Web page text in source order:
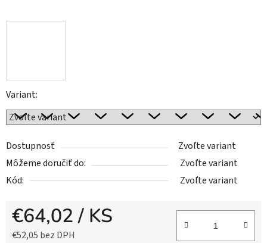
Variant:
Dostupnosť
Zvoľte variant
Môžeme doručiť do:
Zvoľte variant
Kód:
Zvoľte variant
€64,02/ KS
€52,05 bez DPH